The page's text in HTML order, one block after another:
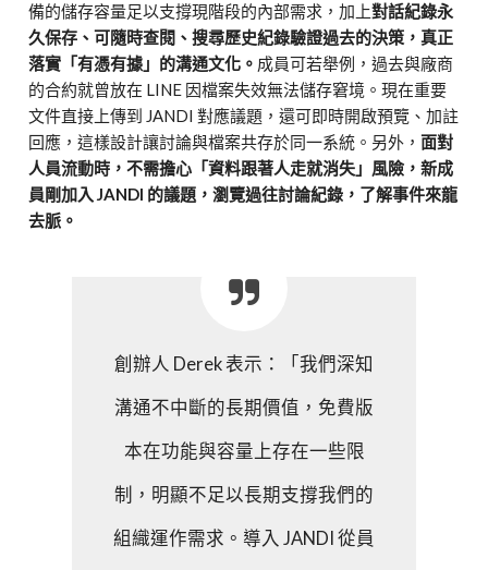
備的儲存容量足以支撐現階段的內部需求，加上對話紀錄永
久保存、可隨時查閱、搜尋歷史紀錄驗證過去的決策，真正
落實「有憑有據」的溝通文化。 成員可若舉例，過去與廠商
的合約就曾放在 LINE 因檔案失效無法儲存窘境。現在重要
文件直接上傳到 JANDI 對應議題，還可即時開啟預覽、加註
回應，這樣設計讓討論與檔案共存於同一系統。另外，面對
人員流動時，不需擔心「資料跟著人走就消失」風險，新成
員剛加入 JANDI 的議題，瀏覽過往討論紀錄，了解事件來龍
去脈。
創辦人 Derek 表示：「我們深知
溝通不中斷的長期價值，免費版
本在功能與容量上存在一些限
制，明顯不足以長期支撐我們的
組織運作需求。導入 JANDI 從員